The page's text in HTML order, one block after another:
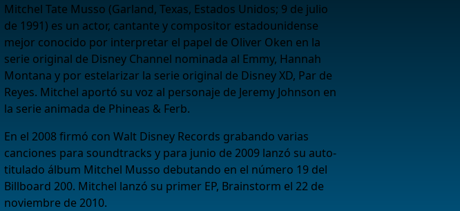
Mitchel Tate Musso (Garland, Texas, Estados Unidos; 9 de julio
de 1991) es un actor, cantante y compositor estadounidense
mejor conocido por interpretar el papel de Oliver Oken en la
serie original de Disney Channel nominada al Emmy, Hannah
Montana y por estelarizar la serie original de Disney XD, Par de
Reyes. Mitchel aportó su voz al personaje de Jeremy Johnson en
la serie animada de Phineas & Ferb.
En el 2008 firmó con Walt Disney Records grabando varias
canciones para soundtracks y para junio de 2009 lanzó su auto-
titulado álbum Mitchel Musso debutando en el número 19 del
Billboard 200. Mitchel lanzó su primer EP, Brainstorm el 22 de
noviembre de 2010.